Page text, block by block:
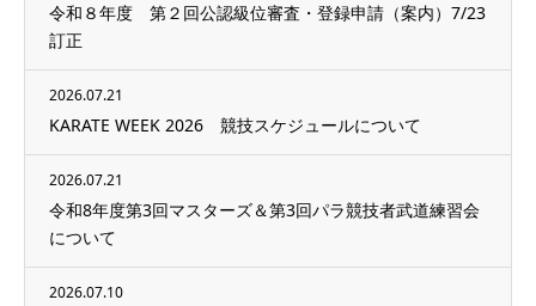
令和８年度 第２回公認級位審査・登録申請（案内）7/23
訂正
2026.07.21
KARATE WEEK 2026 競技スケジュールについて
2026.07.21
令和8年度第3回マスターズ＆第3回パラ競技者武道練習会
について
2026.07.10